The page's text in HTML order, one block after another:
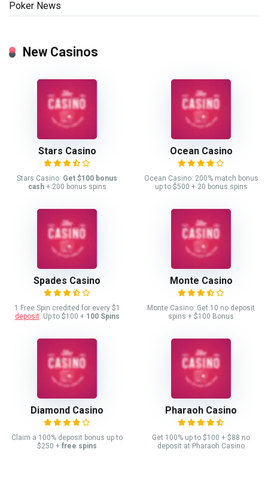
Poker News
New Casinos
Stars Casino
Stars Casino: Get $100 bonus
cash+ 200 bonus spins
Ocean Casino
Ocean Casino: 200% match bonus
up to $500 + 20 bonus spins
Spades Casino
1 Free Spin credited for every $1
deposit. Up to $100 + 100 Spins
Monte Casino
Monte Casino: Get 10 no deposit
spins + $100 Bonus
Diamond Casino
Claim a 100% deposit bonus up to
$250 + free spins
Pharaoh Casino
Get 100% up to $100 + $88 no
deposit at Pharaoh Casino